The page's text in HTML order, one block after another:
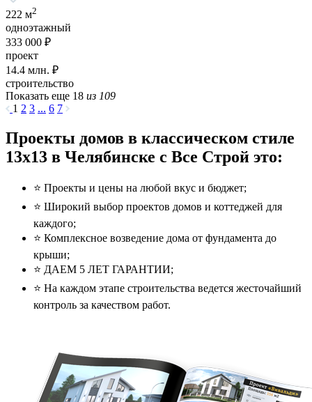
222 м2
одноэтажный
333 000 ₽
проект
14.4 млн. ₽
строительство
Показать еще 18 из 109
1 2 3 ... 6 7
Проекты домов в классическом стиле
13x13 в Челябинске с Все Строй это:
⭐️ Проекты и цены на любой вкус и бюджет;
⭐️ Широкий выбор проектов домов и коттеджей для
каждого;
⭐️ Комплексное возведение дома от фундамента до
крыши;
⭐️ ДАЕМ 5 ЛЕТ ГАРАНТИИ;
⭐️ На каждом этапе строительства ведется жесточайший
контроль за качеством работ.